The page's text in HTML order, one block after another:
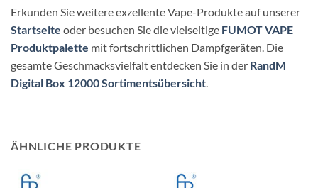
Erkunden Sie weitere exzellente Vape-Produkte auf unserer
Startseite oder besuchen Sie die vielseitige FUMOT VAPE
Produktpalette mit fortschrittlichen Dampfgeräten. Die
gesamte Geschmacksvielfalt entdecken Sie in der RandM
Digital Box 12000 Sortimentsübersicht.
ÄHNLICHE PRODUKTE